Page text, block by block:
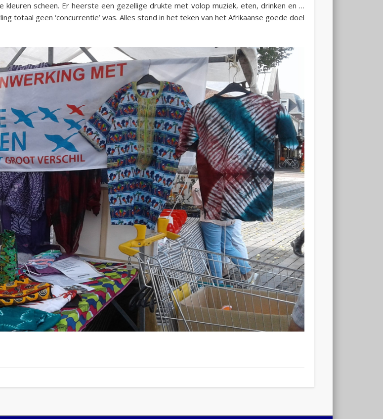
scheen. Er heerste een gezellige drukte met volop muziek, eten, drinken en …
totaal geen ‘concurrentie’ was. Alles stond in het teken van het Afrikaanse goede doel